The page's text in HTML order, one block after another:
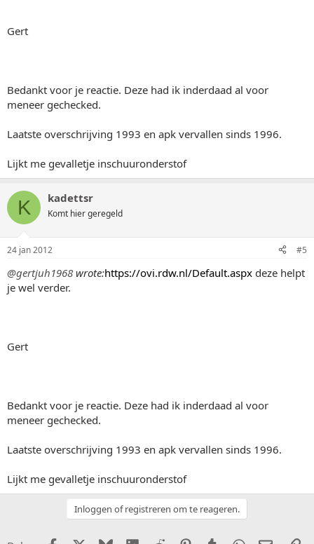
Gert
Bedankt voor je reactie. Deze had ik inderdaad al voor
meneer gechecked.
Laatste overschrijving 1993 en apk vervallen sinds 1996.
Lijkt me gevalletje inschuuronderstof
K kadettsr
Komt hier geregeld
24 jan 2012 #5
@gertjuh1968 wrote:https://ovi.rdw.nl/Default.aspx deze helpt
je wel verder.
Gert
Bedankt voor je reactie. Deze had ik inderdaad al voor
meneer gechecked.
Laatste overschrijving 1993 en apk vervallen sinds 1996.
Lijkt me gevalletje inschuuronderstof
Inloggen of registreren om te reageren.